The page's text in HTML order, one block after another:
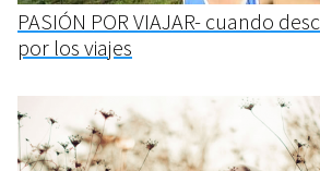
PASIÓN POR VIAJAR- cuando
por los viajes